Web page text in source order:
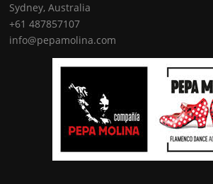
Sydney, Australia
+61 487857107
info@pepamolina.com